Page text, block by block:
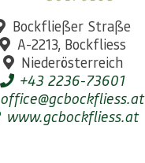
Bockfließer Straße
A-2213, Bockfliess
Niederösterreich
+43 2236-73601
office@gcbockfliess.at
www.gcbockfliess.at